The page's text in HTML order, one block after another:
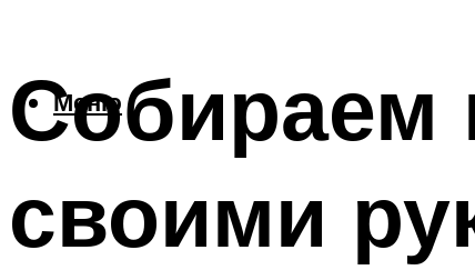
Меню
Собираем
своими